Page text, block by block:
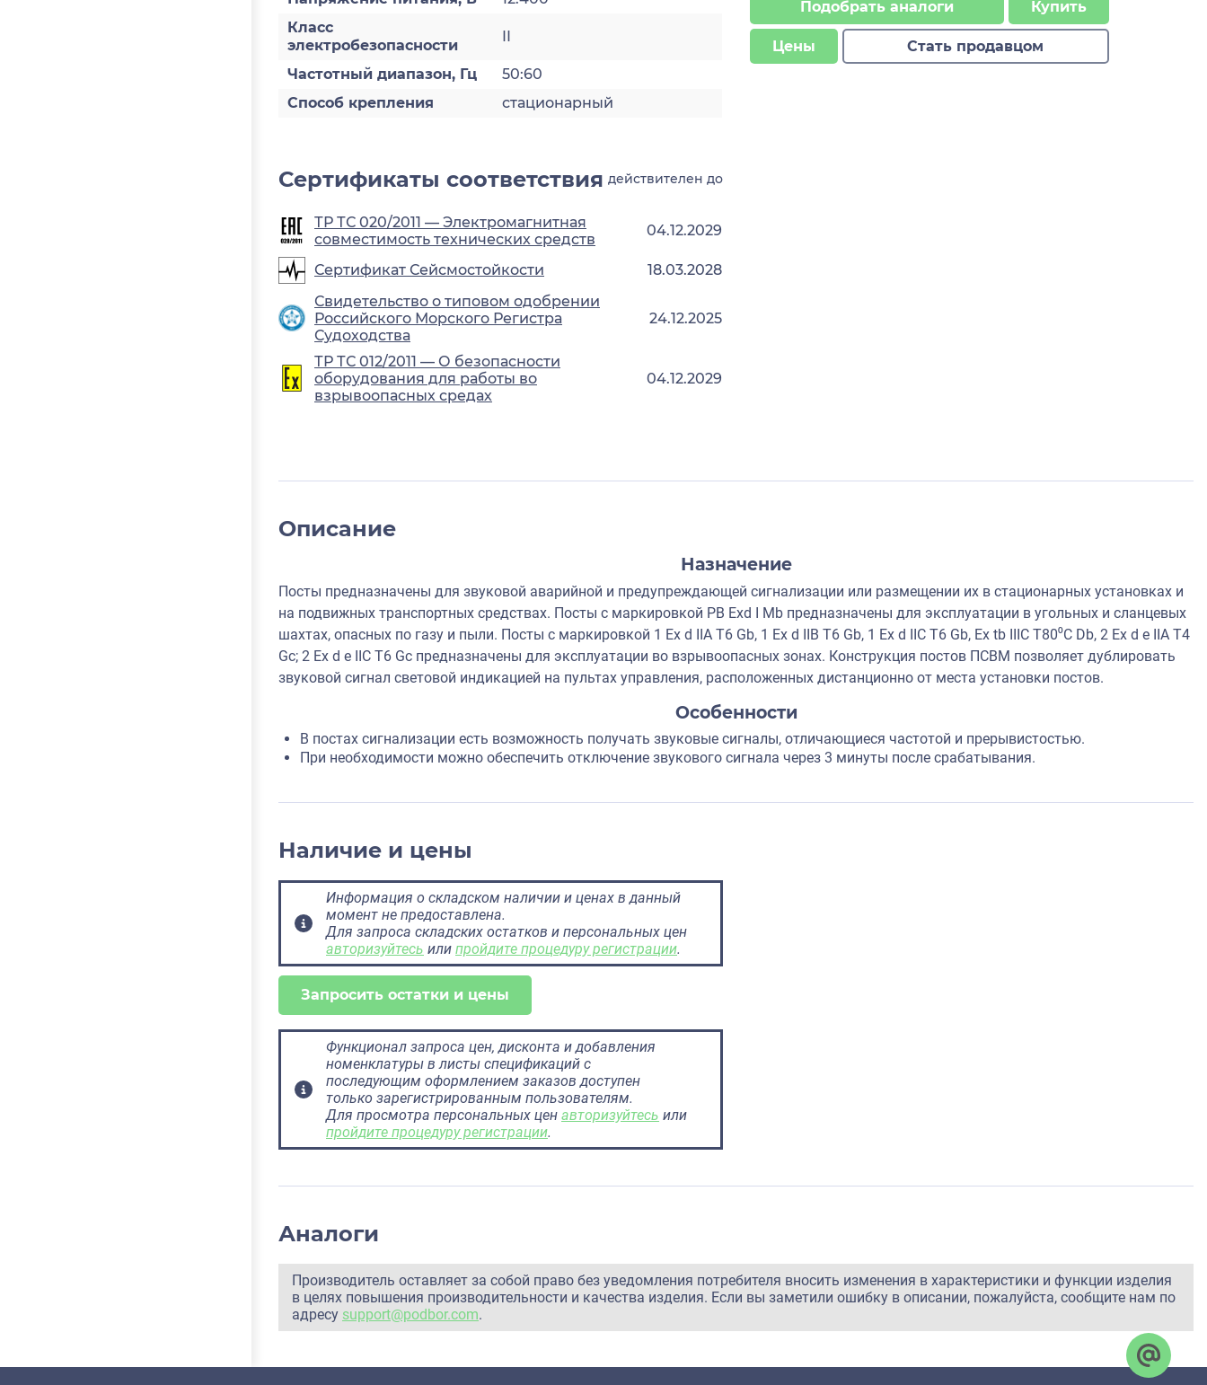
Класс
электробезопасности
II
Частотный диапазон, Гц
50:60
Способ крепления
стационарный
Подобрать аналоги Купить
Цены Стать продавцом
Сертификаты соответствия действителен до
ТР ТС 020/2011 — Электромагнитная
совместимость технических средств
04.12.2029
Сертификат Сейсмостойкости
18.03.2028
Свидетельство о типовом одобрении
Российского Морского Регистра
Судоходства
24.12.2025
ТР ТС 012/2011 — О безопасности
оборудования для работы во
взрывоопасных средах
04.12.2029
Описание
Назначение
Посты предназначены для звуковой аварийной и предупреждающей сигнализации или размещении их в стационарных установках и
на подвижных транспортных средствах. Посты с маркировкой PB Exd I Mb предназначены для эксплуатации в угольных и сланцевых
шахтах, опасных по газу и пыли. Посты с маркировкой 1 Ex d IIА Т6 Gb, 1 Ex d IIB Т6 Gb, 1 Ex d IIC Т6 Gb, Ex tb IIIC T80⁰C Db, 2 Ех d e IIA T4
Gc; 2 Ех d e IIC T6 Gc предназначены для эксплуатации во взрывоопасных зонах. Конструкция постов ПСВМ позволяет дублировать
звуковой сигнал световой индикацией на пультах управления, расположенных дистанционно от места установки постов.
Особенности
В постах сигнализации есть возможность получать звуковые сигналы, отличающиеся частотой и прерывистостью.
При необходимости можно обеспечить отключение звукового сигнала через 3 минуты после срабатывания.
Наличие и цены
Информация о складском наличии и ценах в данный
момент не предоставлена.
Для запроса складских остатков и персональных цен
авторизуйтесь или пройдите процедуру регистрации.
Запросить остатки и цены
Функционал запроса цен, дисконта и добавления
номенклатуры в листы спецификаций с
последующим оформлением заказов доступен
только зарегистрированным пользователям.
Для просмотра персональных цен авторизуйтесь или
пройдите процедуру регистрации.
Аналоги
Производитель оставляет за собой право без уведомления потребителя вносить изменения в характеристики и функции изделия
в целях повышения производительности и качества изделия. Если вы заметили ошибку в описании, пожалуйста, сообщите нам по
адресу support@podbor.com.